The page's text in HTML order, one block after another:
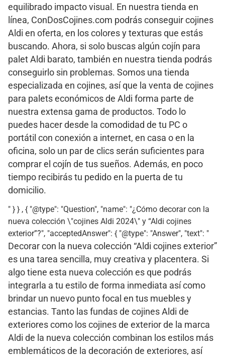
equilibrado impacto visual. En nuestra tienda en
línea, ConDosCojines.com podrás conseguir cojines
Aldi en oferta, en los colores y texturas que estás
buscando. Ahora, si solo buscas algún cojín para
palet Aldi barato, también en nuestra tienda podrás
conseguirlo sin problemas. Somos una tienda
especializada en cojines, así que la venta de cojines
para palets económicos de Aldi forma parte de
nuestra extensa gama de productos. Todo lo
puedes hacer desde la comodidad de tu PC o
portátil con conexión a internet, en casa o en la
oficina, solo un par de clics serán suficientes para
comprar el cojín de tus sueños. Además, en poco
tiempo recibirás tu pedido en la puerta de tu
domicilio.
" } } , { "@type": "Question", "name": "¿Cómo decorar con la
nueva colección \"cojines Aldi 2024\" y “Aldi cojines
exterior”?", "acceptedAnswer": { "@type": "Answer", "text": "
Decorar con la nueva colección “Aldi cojines exterior”
es una tarea sencilla, muy creativa y placentera. Si
algo tiene esta nueva colección es que podrás
integrarla a tu estilo de forma inmediata así como
brindar un nuevo punto focal en tus muebles y
estancias. Tanto las fundas de cojines Aldi de
exteriores como los cojines de exterior de la marca
Aldi de la nueva colección combinan los estilos más
emblemáticos de la decoración de exteriores, así